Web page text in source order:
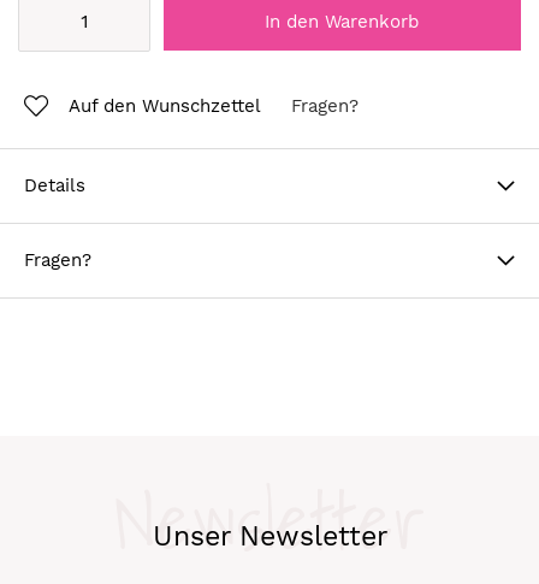
In den Warenkorb
Auf den Wunschzettel Fragen?
Details
Fragen?
Unser Newsletter
Newsletter